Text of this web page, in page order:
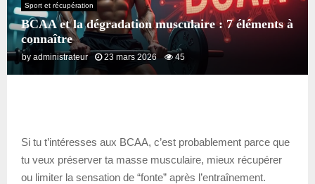
Sport et récupération
BCAA et la dégradation musculaire : 7 éléments à
connaître
by administrateur 23 mars 2026 45
Si tu t’intéresses aux BCAA, c’est probablement parce que
tu veux préserver ta masse musculaire, mieux récupérer
ou limiter la sensation de “fonte” après l’entraînement.